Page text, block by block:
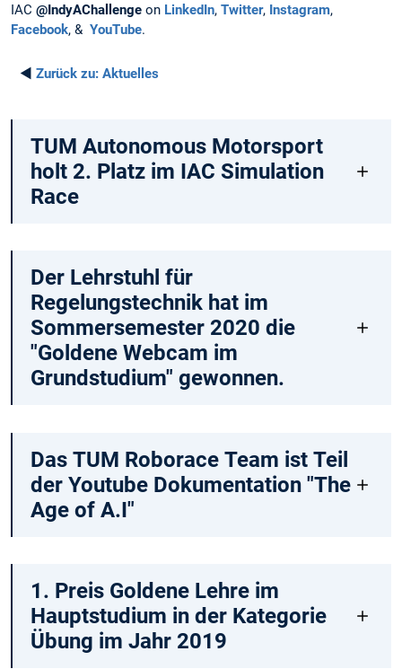
IAC @IndyAChallenge on LinkedIn, Twitter, Instagram,
Facebook, & YouTube.
◄ Zurück zu: Aktuelles
TUM Autonomous Motorsport
holt 2. Platz im IAC Simulation
Race
Der Lehrstuhl für
Regelungstechnik hat im
Sommersemester 2020 die
"Goldene Webcam im
Grundstudium" gewonnen.
Das TUM Roborace Team ist Teil
der Youtube Dokumentation "The
Age of A.I"
1. Preis Goldene Lehre im
Hauptstudium in der Kategorie
Übung im Jahr 2019